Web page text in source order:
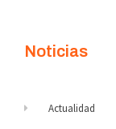
Noticias
Actualidad